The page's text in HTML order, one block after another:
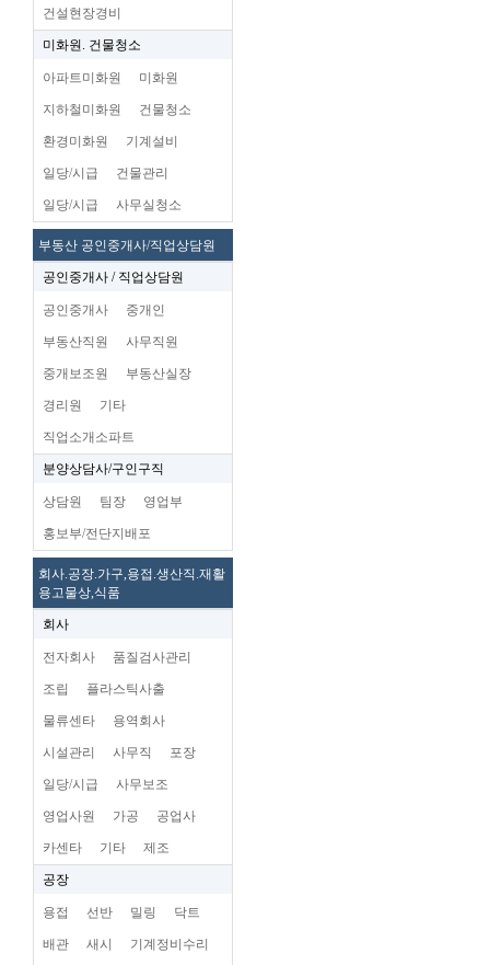
건설현장경비
미화원. 건물청소
아파트미화원 미화원
지하철미화원 건물청소
환경미화원 기계설비
일당/시급 건물관리
일당/시급 사무실청소
부동산 공인중개사/직업상담원
공인중개사 / 직업상담원
공인중개사 중개인
부동산직원 사무직원
중개보조원 부동산실장
경리원 기타
직업소개소파트
분양상담사/구인구직
상담원 팀장 영업부
홍보부/전단지배포
회사.공장.가구,용접.생산직.재활
용고물상,식품
회사
전자회사 품질검사관리
조립 플라스틱사출
물류센타 용역회사
시설관리 사무직 포장
일당/시급 사무보조
영업사원 가공 공업사
카센타 기타 제조
공장
용접 선반 밀링 닥트
배관 새시 기계정비수리